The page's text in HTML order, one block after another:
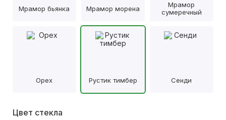
Мрамор бьянка Мрамор морена
Мрамор
сумеречный
Орех Рустик тимбер Сенди
Цвет стекла